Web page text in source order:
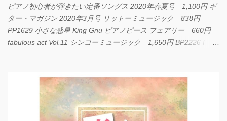
ピアノ初心者が弾きたい定番ソングス 2020年春夏号 1,100円 ギ
ター・マガジン 2020年3月号 リットーミュージック 838円
PP1629 小さな惑星 King Gnu ピアノピース フェアリー 660円
fabulous act Vol.11 シンコーミュージック 1,650円 BP2226 I